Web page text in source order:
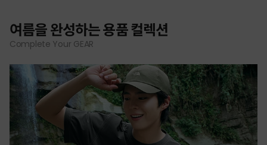
여름을 완성하는 용품 컬렉션
Complete Your GEAR